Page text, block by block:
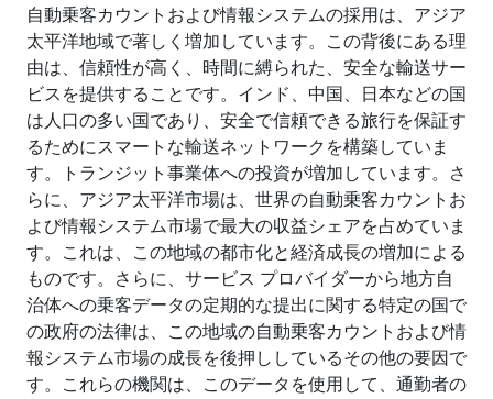
自動乗客カウントおよび情報システムの採用は、アジア
太平洋地域で著しく増加しています。この背後にある理
由は、信頼性が高く、時間に縛られた、安全な輸送サー
ビスを提供することです。インド、中国、日本などの国
は人口の多い国であり、安全で信頼できる旅行を保証す
るためにスマートな輸送ネットワークを構築していま
す。トランジット事業体への投資が増加しています。さ
らに、アジア太平洋市場は、世界の自動乗客カウントお
よび情報システム市場で最大の収益シェアを占めていま
す。これは、この地域の都市化と経済成長の増加による
ものです。さらに、サービス プロバイダーから地方自
治体への乗客データの定期的な提出に関する特定の国で
の政府の法律は、この地域の自動乗客カウントおよび情
報システム市場の成長を後押ししているその他の要因で
す。これらの機関は、このデータを使用して、通勤者の